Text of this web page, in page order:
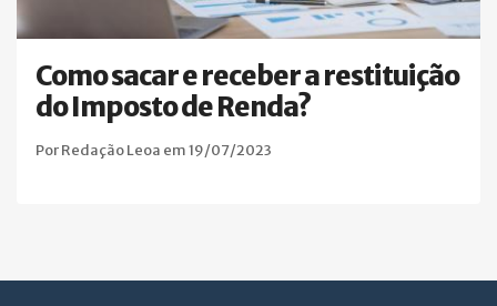
Como sacar e receber a restituição
do Imposto de Renda?
Por Redação Leoa em 19/07/2023